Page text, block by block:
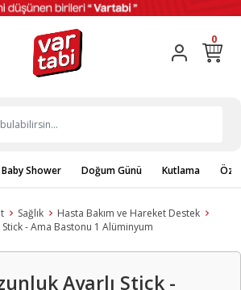
0
Baby Shower Doğum Günü Kutlama
Sağlık
Hasta Bakım ve Hareket Destek
Stick - Ama Bastonu 1 Alüminyum
Ayarlı Stick -